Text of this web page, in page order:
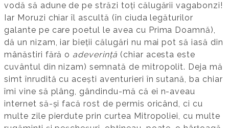
vodă să adune de pe străzi toți călugării vagabonzi!
Iar Moruzi chiar îl ascultă (în ciuda legăturilor
galante pe care poetul le avea cu Prima Doamnă),
dă un nizam, iar bieții călugări nu mai pot să iasă din
mânăstiri fără o adeverință (chiar acesta este
cuvântul din nizam) semnată de mitropolit. Deja mă
simt înrudită cu acești aventurieri în sutană, ba chiar
îmi vine să plâng, gândindu-mă că ei n-aveau
internet să-și facă rost de permis oricând, ci cu
multe zile pierdute prin curtea Mitropoliei, cu multe